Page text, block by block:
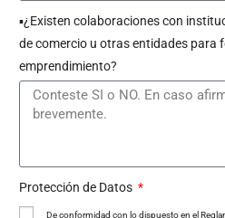
▪︎¿Existen colaboraciones con
de comercio u otras entidades para
emprendimiento?
Protección de Datos
De conformidad con lo dispuesto en el